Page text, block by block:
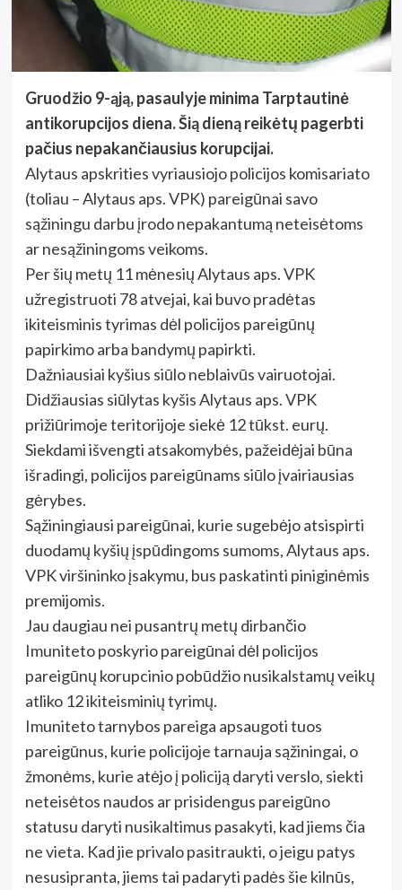
Gruodžio 9-ąją, pasaulyje minima Tarptautinė
antikorupcijos diena. Šią dieną reikėtų pagerbti
pačius nepakančiausius korupcijai.
Alytaus apskrities vyriausiojo policijos komisariato
(toliau – Alytaus aps. VPK) pareigūnai savo
sąžiningu darbu įrodo nepakantumą neteisėtoms
ar nesąžiningoms veikoms.
Per šių metų 11 mėnesių Alytaus aps. VPK
užregistruoti 78 atvejai, kai buvo pradėtas
ikiteisminis tyrimas dėl policijos pareigūnų
papirkimo arba bandymų papirkti.
Dažniausiai kyšius siūlo neblaivūs vairuotojai.
Didžiausias siūlytas kyšis Alytaus aps. VPK
prižiūrimoje teritorijoje siekė 12 tūkst. eurų.
Siekdami išvengti atsakomybės, pažeidėjai būna
išradingi, policijos pareigūnams siūlo įvairiausias
gėrybes.
Sąžiningiausi pareigūnai, kurie sugebėjo atsispirti
duodamų kyšių įspūdingoms sumoms, Alytaus aps.
VPK viršininko įsakymu, bus paskatinti piniginėmis
premijomis.
Jau daugiau nei pusantrų metų dirbančio
Imuniteto poskyrio pareigūnai dėl policijos
pareigūnų korupcinio pobūdžio nusikalstamų veikų
atliko 12 ikiteisminių tyrimų.
Imuniteto tarnybos pareiga apsaugoti tuos
pareigūnus, kurie policijoje tarnauja sąžiningai, o
žmonėms, kurie atėjo į policiją daryti verslo, siekti
neteisėtos naudos ar prisidengus pareigūno
statusu daryti nusikaltimus pasakyti, kad jiems čia
ne vieta. Kad jie privalo pasitraukti, o jeigu patys
nesusipranta, jiems tai padaryti padės šie kilnūs,